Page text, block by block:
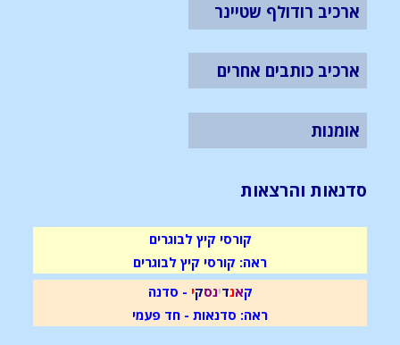
ארכיב רודולף שטיינר
ארכיב כותבים אחרים
אומנות
סדנאות והרצאות
קורסי קיץ לבוגרים
ראה: קורסי קיץ לבוגרים
קאנדינסקי - סדנה
ראה: סדנאות - חד פעמי